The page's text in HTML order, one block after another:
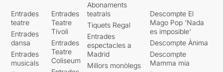
Entrades
teatre
Entrades
dansa
Entrades
musicals
Entrades
Teatre
Tívoli
Entrades
Teatre
Coliseum
Abonaments
teatrals
Tiquets Regal
Entrades
espectacles a
Madrid
Millors monòlegs
Descompte El
Mago Pop 'Nada
es imposible'
Descompte Ànima
Descompte
Mamma mia